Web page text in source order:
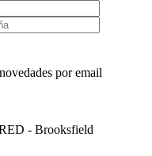
por email